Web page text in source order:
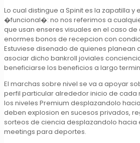
Lo cual distingue a Spinit es la zapatilla y
�funcional�: no nos referimos a
que usan enseres visuales en el caso
enormes bonos de recepcion con
Estuviese disenado de quienes planean
asociar dicho bankroll joviales
beneficiarse los beneficios a largo
El marchas sobre nivel se va a apoyar
perfil particular alrededor inicio de cada
los niveles Premium desplazandolo
deben explosion en sucesos privados,
sorteos de ciencia desplazandolo hacia
meetings para deportes.